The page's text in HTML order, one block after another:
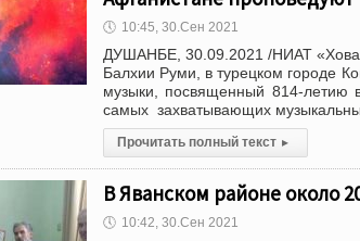
🕔 10:45, 30.Сен 2021
ДУШАНБЕ, 30.09.2021 /НИАТ
Балхии Руми, в турецком городе
музыки, посвященный 814-летию
самых захватывающих
Прочитать полный текст ▸
В Яванском районе около
🕔 10:42, 30.Сен 2021